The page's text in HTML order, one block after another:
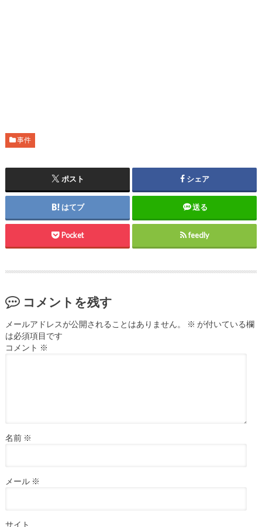
事件
ポスト シェア
はてブ 送る
Pocket feedly
コメントを残す
メールアドレスが公開されることはありません。 ※ が付いている欄
は必須項目です
コメント ※
名前 ※
メール ※
サイト